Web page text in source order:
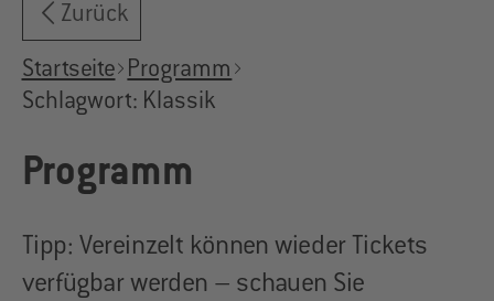
Zurück
Startseite Programm
Schlagwort: Klassik
Programm
Tipp: Vereinzelt können wieder Tickets
verfügbar werden – schauen Sie